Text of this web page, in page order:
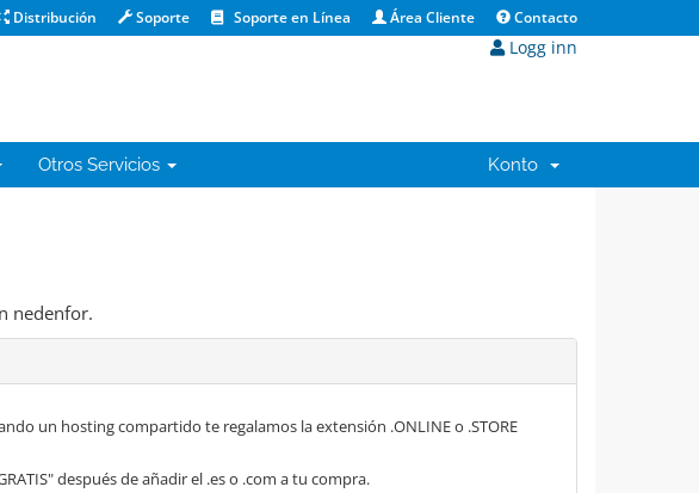
Distribución Soporte Soporte en Línea Área Cliente Contacto
Logg inn
Otros Servicios Konto
nedenfor.
un hosting compartido te regalamos la extensión .ONLINE o .STORE
después de añadir el .es o .com a tu compra.